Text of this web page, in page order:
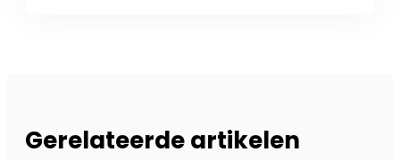
Gerelateerde artikelen